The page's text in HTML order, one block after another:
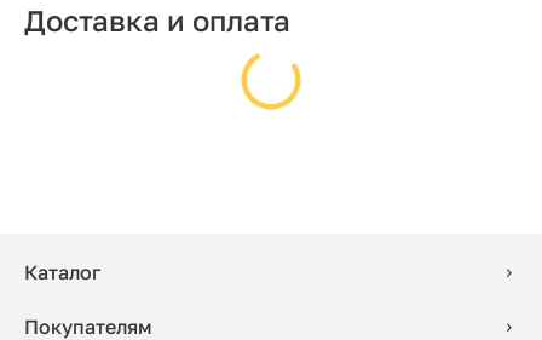
Доставка и оплата
Каталог
Покупателям